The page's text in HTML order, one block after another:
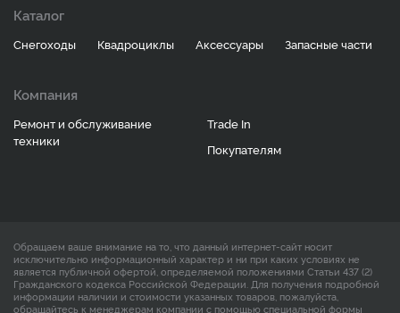
Каталог
Снегоходы Квадроциклы Аксессуары Запасные части
Компания
Ремонт и обслуживание
техники
Trade In
Покупателям
Обращаем ваше внимание на то, что данный интернет-сайт носит
исключительно информационный характер и ни при каких условиях не
является публичной офертой, определяемой положениями Статьи 437 (2)
Гражданского кодекса Российской Федерации. Для получения подробной
информации наличии и стоимости указанных товаров, пожалуйста,
обращайтесь к менеджерам компании с помощью специальной формы